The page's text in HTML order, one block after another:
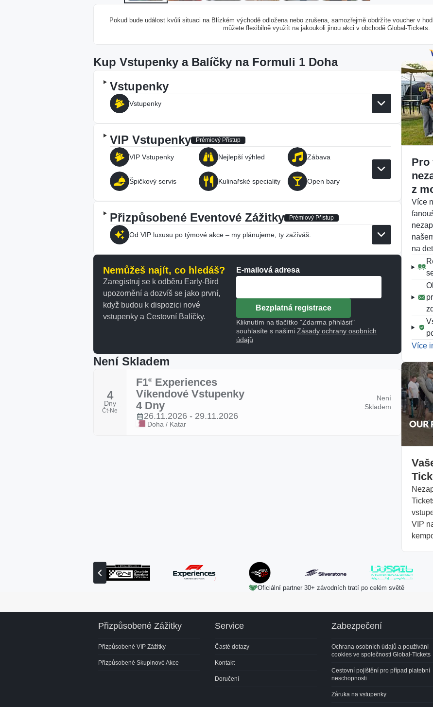
Pokud bude událost kvůli situaci na Blízkém východě odložena nebo zrušena, samozřejmě obdržíte voucher v
můžete flexibilně využít na jakoukoli jinou akci v obchodě Global-Tickets.
Kup Vstupenky a Balíčky na Formuli 1 Doha
Vstupenky
Vstupenky
VIP Vstupenky Prémiový Přístup
VIP Vstupenky Nejlepší výhled Zábava
Špičkový servis Kulinařské speciality Open bary
Přizpůsobené Eventové Zážitky Prémiový Přístup
Od VIP luxusu po týmové akce – my plánujeme, ty zažíváš.
Nemůžeš najít, co hledáš?
Zaregistruj se k odběru Early-Bird
upozornění a dozvíš se jako první,
když budou k dispozici nové
vstupenky a Cestovní Balíčky.
E-mailová adresa
Bezplatná registrace
Kliknutím na tlačítko "Zdarma přihlásit"
souhlasíte s našimi Zásady ochrany osobních
údajů
Není Skladem
4
Dny
Čt-Ne
F1® Experiences
Víkendové Vstupenky
4 Dny
26.11.2026 - 29.11.2026
Doha / Katar
Není
Skladem
Pro
z
Více
na
Více
VIP
Zobrazit
předchozího
Oficiální partner 30+ závodních tratí po celém světě
Přizpůsobené Zážitky
Přizpůsobené VIP Zážitky
Přizpůsobené Skupinové Akce
Service
Časté dotazy
Kontakt
Doručení
Zabezpečení
Ochrana osobních údajů a používání
cookies ve společnosti Global-Tickets
Cestovní pojištění pro případ platební
neschopnosti
Záruka na vstupenky